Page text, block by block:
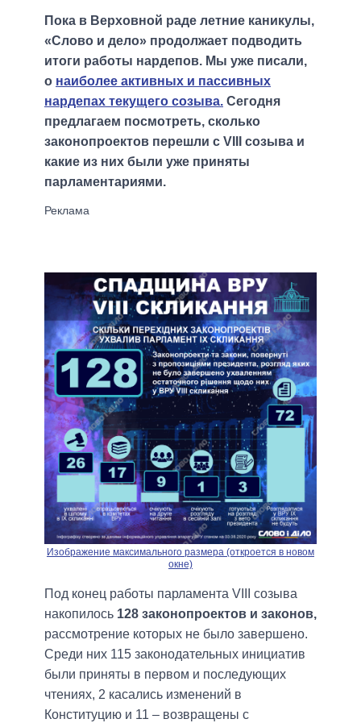
Пока в Верховной раде летние каникулы,
«Слово и дело» продолжает подводить
итоги работы нардепов. Мы уже писали,
о наиболее активных и пассивных
нардепах текущего созыва. Сегодня
предлагаем посмотреть, сколько
законопроектов перешли с VIII созыва и
какие из них были уже приняты
парламентариями.
Изображение максимального размера (откроется в новом
окне)
Под конец работы парламента VIII созыва
накопилось 128 законопроектов и законов,
рассмотрение которых не было завершено.
Среди них 115 законодательных инициатив
были приняты в первом и последующих
чтениях, 2 касались изменений в
Конституцию и 11 – возвращены с